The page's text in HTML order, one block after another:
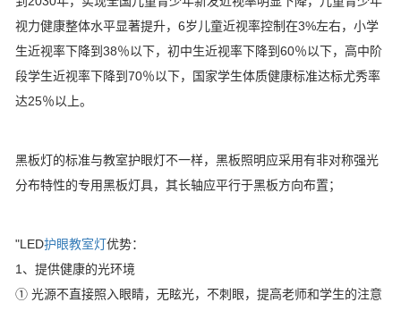
视力健康整体水平显著提升，6岁儿童近视率控制在3%左右，小学
生近视率下降到38％以下，初中生近视率下降到60％以下，高中阶
段学生近视率下降到70％以下，国家学生体质健康标准达标尤秀率
达25％以上。
黑板灯的标准与教室护眼灯不一样，黑板照明应采用有非对称强光
分布特性的专用黑板灯具，其长轴应平行于黑板方向布置；
"LED护眼教室灯优势：
1、提供健康的光环境
① 光源不直接照入眼睛，无眩光，不刺眼，提高老师和学生的注意